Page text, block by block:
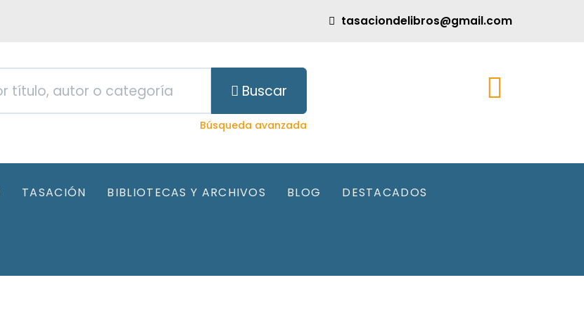
tasaciondelibros@gmail.com
Buscar
Búsqueda avanzada
TASACIÓN BIBLIOTECAS Y ARCHIVOS BLOG DESTACADOS